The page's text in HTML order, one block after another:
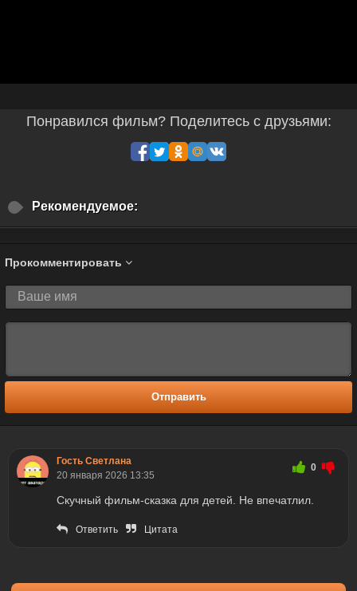
Понравился фильм? Поделитесь с друзьями:
Рекомендуемое:
Прокомментировать
Отправить
Гость Светлана
20 января 2026 13:35
0
Скучный фильм-сказка для детей. Не впечатлил.
Ответить Цитата